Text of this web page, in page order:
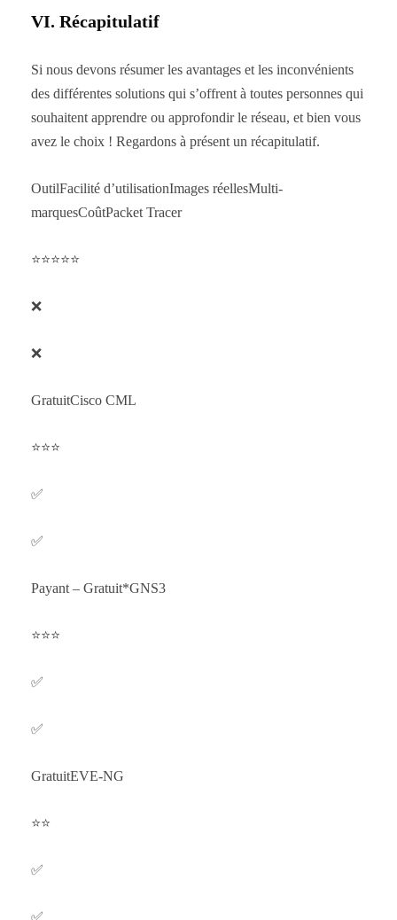
VI. Récapitulatif
Si nous devons résumer les avantages et les inconvénients
des différentes solutions qui s’offrent à toutes personnes qui
souhaitent apprendre ou approfondir le réseau, et bien vous
avez le choix ! Regardons à présent un récapitulatif.
OutilFacilité d’utilisationImages réellesMulti-
marquesCoûtPacket Tracer
⭐⭐⭐⭐⭐
❌
❌
GratuitCisco CML
⭐⭐⭐
✅
✅
Payant – Gratuit*GNS3
⭐⭐⭐
✅
✅
GratuitEVE-NG
⭐⭐
✅